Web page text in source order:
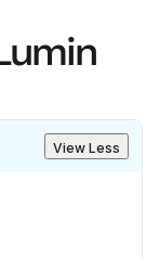
View Less